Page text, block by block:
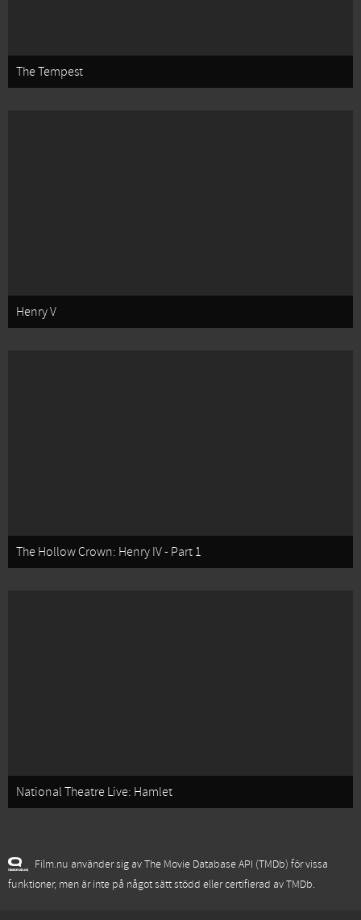
The Tempest
Henry V
The Hollow Crown: Henry IV - Part 1
National Theatre Live: Hamlet
Film.nu använder sig av The Movie Database API (TMDb) för vissa
funktioner, men är inte på något sätt stödd eller certifierad av TMDb.